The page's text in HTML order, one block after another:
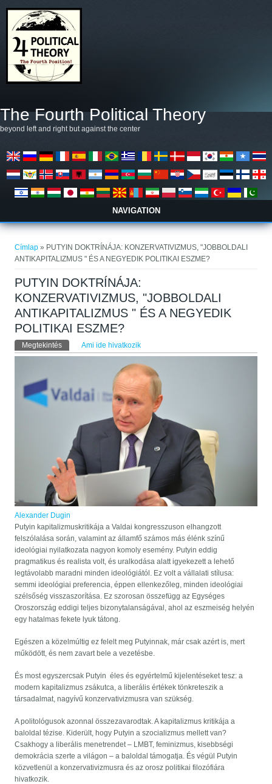
The Fourth Political Theory
beyond left and right but against the center
NAVIGATION
Címlap » PUTYIN DOKTRÍNÁJA: KONZERVATIVIZMUS, "JOBBOLDALI
ANTIKAPITALIZMUS " ÉS A NEGYEDIK POLITIKAI ESZME?
PUTYIN DOKTRÍNÁJA:
KONZERVATIVIZMUS, "JOBBOLDALI
ANTIKAPITALIZMUS " ÉS A NEGYEDIK
POLITIKAI ESZME?
Elsődleges fülek
Megtekintés (aktív fül)Ami ide hivatkozik
Alexander Dugin
Putyin kapitalizmuskritikája a Valdai kongresszuson elhangzott
felszólalása során, valamint az államfő számos más élénk színű
ideológiai nyilatkozata nagyon komoly esemény. Putyin eddig
pragmatikus és realista volt, és uralkodása alatt igyekezett a lehető
legtávolabb maradni minden ideológiától. Ez volt a vállalati stílusa:
semmi ideológiai preferencia, éppen ellenkezőleg, minden ideológiai
szélsőség visszaszorítása. Ez szorosan összefügg az Egységes
Oroszország eddigi teljes bizonytalanságával, ahol az eszmeiség helyén
egy hatalmas fekete lyuk tátong.
Egészen a közelmúltig ez felelt meg Putyinnak, már csak azért is, mert
működött, és nem zavart bele a vezetésbe.
És most egyszercsak Putyin éles és egyértelmű kijelentéseket tesz: a
modern kapitalizmus zsákutca, a liberális értékek tönkreteszik a
társadalmat, nagyívű konzervativizmusra van szükség.
A politológusok azonnal összezavarodtak. A kapitalizmus kritikája a
baloldal tézise. Kiderült, hogy Putyin a szocializmus mellett van?
Csakhogy a liberális menetrendet – LMBT, feminizmus, kisebbségi
demokrácia szerte a világon – a baloldal támogatja. És végül Putyin
közvetlenül a konzervativizmusra és az orosz politikai filozófiára
hivatkozik.